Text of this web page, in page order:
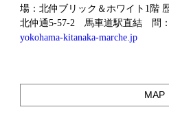
場：北仲ブリック＆ホワイト1階
北仲通5-57-2 馬車道駅直結 問
yokohama-kitanaka-marche.jp
MAP